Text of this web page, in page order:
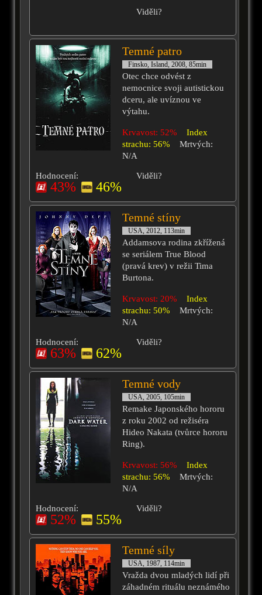
Viděli?
Temné patro
Finsko, Island, 2008, 85min
Otec chce odvést z
nemocnice svoji autistickou
dceru, ale uvíznou ve
výtahu.
Krvavost: 52%
Index
strachu: 56%
Mrtvých:
N/A
Hodnocení:
43% 46%
Viděli?
Temné stíny
USA, 2012, 113min
Addamsova rodina zkřížená
se seriálem True Blood
(pravá krev) v režii Tima
Burtona.
Krvavost: 20%
Index
strachu: 50%
Mrtvých:
N/A
Hodnocení:
63% 62%
Viděli?
Temné vody
USA, 2005, 105min
Remake Japonského hororu
z roku 2002 od režiséra
Hideo Nakata (tvůrce hororu
Ring).
Krvavost: 56%
Index
strachu: 56%
Mrtvých:
N/A
Hodnocení:
52% 55%
Viděli?
Temné síly
USA, 1987, 114min
Vražda dvou mladých lidí při
záhadném rituálu neznámého